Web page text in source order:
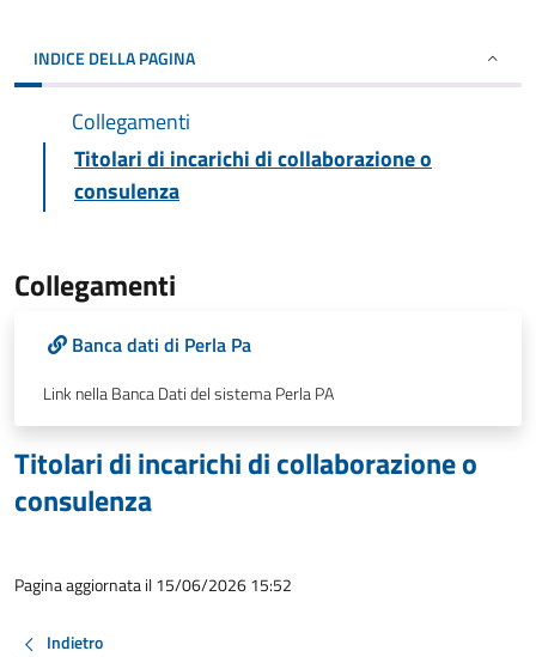
INDICE DELLA PAGINA
Collegamenti
Titolari di incarichi di collaborazione o
consulenza
Collegamenti
Banca dati di Perla Pa
Link nella Banca Dati del sistema Perla PA
Titolari di incarichi di collaborazione o
consulenza
Pagina aggiornata il 15/06/2026 15:52
Indietro